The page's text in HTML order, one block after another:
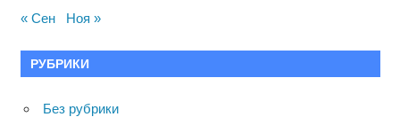
« Сен Ноя »
РУБРИКИ
Без рубрики